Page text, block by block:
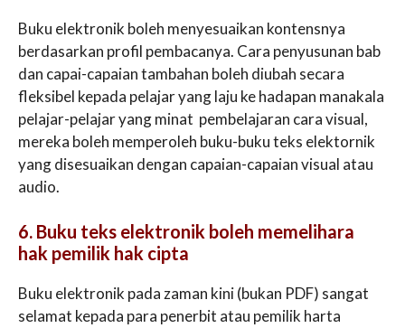
Buku elektronik boleh menyesuaikan kontensnya
berdasarkan profil pembacanya. Cara penyusunan bab
dan capai-capaian tambahan boleh diubah secara
fleksibel kepada pelajar yang laju ke hadapan manakala
pelajar-pelajar yang minat pembelajaran cara visual,
mereka boleh memperoleh buku-buku teks elektornik
yang disesuaikan dengan capaian-capaian visual atau
audio.
6. Buku teks elektronik boleh memelihara
hak pemilik hak cipta
Buku elektronik pada zaman kini (bukan PDF) sangat
selamat kepada para penerbit atau pemilik harta